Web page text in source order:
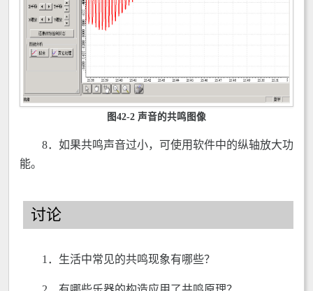
图42-2 声音的共鸣图像
8．如果共鸣声音过小，可使用软件中的纵轴放大功
能。
讨论
1．生活中常见的共鸣现象有哪些？